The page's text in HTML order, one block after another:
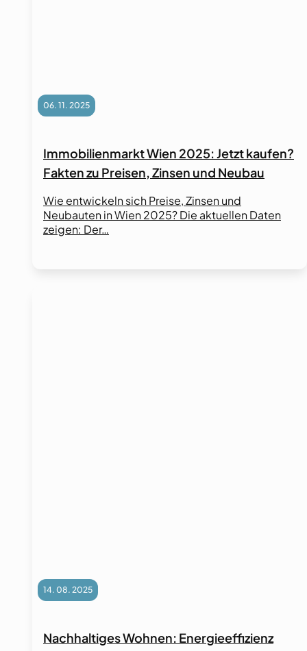
06. 11. 2025
Immobilienmarkt Wien 2025: Jetzt kaufen?
Fakten zu Preisen, Zinsen und Neubau
Wie entwickeln sich Preise, Zinsen und
Neubauten in Wien 2025? Die aktuellen Daten
zeigen: Der…
14. 08. 2025
Nachhaltiges Wohnen: Energieeffizienz